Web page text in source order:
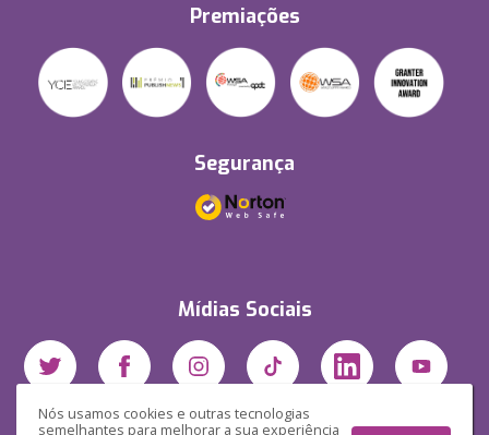
Nós usamos cookies e outras tecnologias
semelhantes para melhorar a sua experiência
Premiações
Segurança
Mídias Sociais